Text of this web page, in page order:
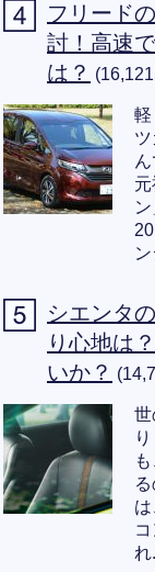
フリード
討！高速
は？
軽
シエンタ
り心地は
いか？
世
れ